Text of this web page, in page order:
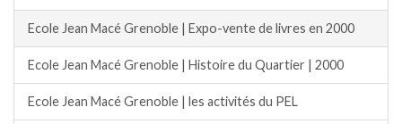
Ecole Jean Macé Grenoble | Expo-vente de livres en 2000
Ecole Jean Macé Grenoble | Histoire du Quartier | 2000
Ecole Jean Macé Grenoble | les activités du PEL